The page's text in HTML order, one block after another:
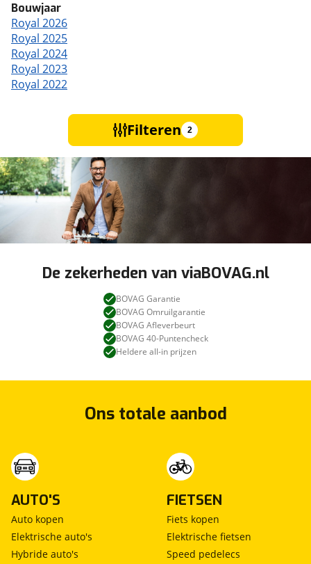
Bouwjaar
Royal 2026
Royal 2025
Royal 2024
Royal 2023
Royal 2022
Filteren 2
De zekerheden van viaBOVAG.nl
BOVAG Garantie
BOVAG Omruilgarantie
BOVAG Afleverbeurt
BOVAG 40-Puntencheck
Heldere all-in prijzen
Ons totale aanbod
AUTO'S
Auto kopen
Elektrische auto's
Hybride auto's
FIETSEN
Fiets kopen
Elektrische fietsen
Speed pedelecs